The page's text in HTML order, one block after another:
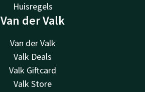
Huisregels
Van der Valk
Van der Valk
Valk Deals
Valk Giftcard
Valk Store